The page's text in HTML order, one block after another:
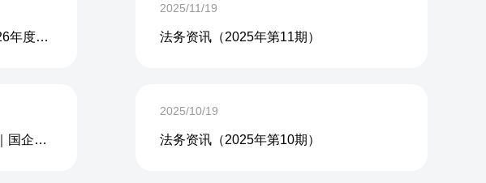
同心筑梦，至诚赋能 | SIBCO 2026年度团建活动圆满收官
积极履职显担当 聚力赋能新发展｜国企商务&中企人力出席上海现代服务业联合会第五届会员大会第三次会议暨2026服务业高质量发展大会
2025/11/19
法务资讯（2025年第11期）
2025/10/19
法务资讯（2025年第10期）